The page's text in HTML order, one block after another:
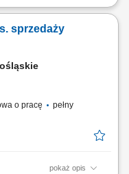
i rozwijanie
analizowanie
nowych możliwości
sprzedaży
o pracę
pełny
pokaż opis